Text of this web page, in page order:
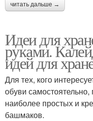
читать дальше →
Идеи для
руками.
идей для
Для тех, кого
обуви
наиболее простых и
башмаков.